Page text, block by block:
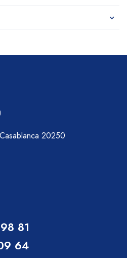
Casablanca 20250
81
64